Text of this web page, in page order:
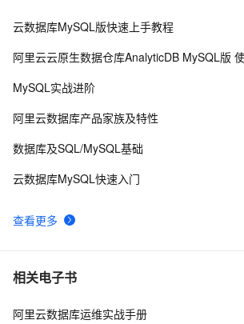
8 Mysql笔记--常用命令
10mysql预处理语句
查看更多
云数据库MySQL版快速上手教程
阿里云云原生数据仓库AnalyticDB MySQL版
MySQL实战进阶
阿里云数据库产品家族及特性
数据库及SQL/MySQL基础
云数据库MySQL快速入门
相关电子书
阿里云数据库运维实战手册